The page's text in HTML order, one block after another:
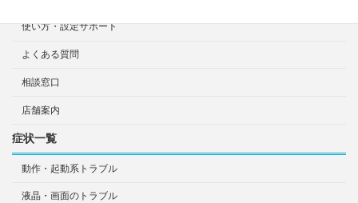
使い方・設定サポート
よくある質問
相談窓口
店舗案内
症状一覧
動作・起動系トラブル
液晶・画面のトラブル